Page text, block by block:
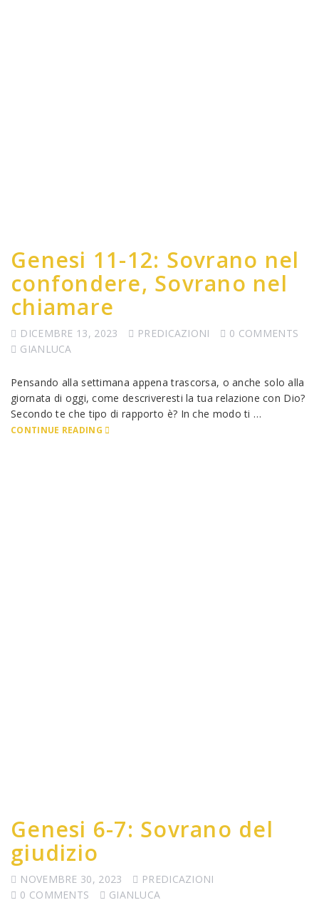
Genesi 11-12: Sovrano nel
confondere, Sovrano nel
chiamare
DICEMBRE 13, 2023 PREDICAZIONI
0 COMMENTS
GIANLUCA
Pensando alla settimana appena trascorsa, o anche solo alla
giornata di oggi, come descriveresti la tua relazione con Dio?
Secondo te che tipo di rapporto è? In che modo ti …
CONTINUE READING
Genesi 6-7: Sovrano del
giudizio
NOVEMBRE 30, 2023
PREDICAZIONI
0 COMMENTS
GIANLUCA